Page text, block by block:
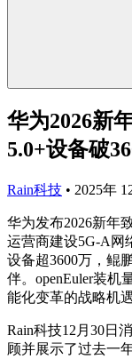
华为2026新
5.0+设备破
Rain科技 • 2025年
华为发布2026新年
运营商建设5G-A网
设备超3600万，鲲
伴。openEuler装机
能化变革的战略机遇
Rain科技12月30日
顾并展示了过去一